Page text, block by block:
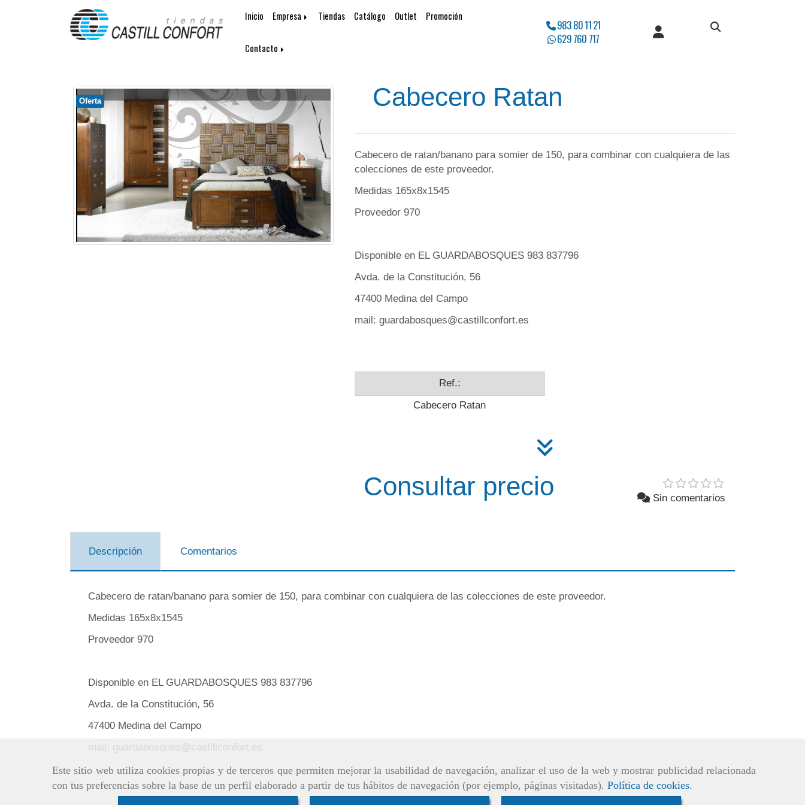
Este sitio web utiliza cookies propias y de terceros que permiten mejorar la usabilidad de navegación, analizar el uso de la web y mostrar publicidad relacionada
con tus preferencias sobre la base de un perfil elaborado a partir de tus hábitos de navegación (por ejemplo, páginas visitadas). Política de cookies.
Inicio Empresa Tiendas Catálogo Outlet Promoción
Contacto
983 80 11 21
629 760 717
Oferta Cabecero Ratan
Cabecero de ratan/banano para somier de 150, para combinar con cualquiera de las
colecciones de este proveedor.
Medidas 165x8x1545
Proveedor 970
Disponible en EL GUARDABOSQUES 983 837796
Avda. de la Constitución, 56
47400 Medina del Campo
mail: guardabosques@castillconfort.es
Ref.:
Cabecero Ratan
Consultar precio Sin comentarios
Descripción Comentarios
Cabecero de ratan/banano para somier de 150, para combinar con cualquiera de las colecciones de este proveedor.
Medidas 165x8x1545
Proveedor 970
Disponible en EL GUARDABOSQUES 983 837796
Avda. de la Constitución, 56
47400 Medina del Campo
mail: guardabosques@castillconfort.es